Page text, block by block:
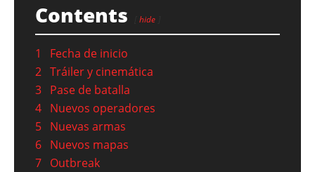
Contents hide
1
Fecha de inicio
2 Tráiler y cinemática
3 Pase de batalla
4 Nuevos operadores
5 Nuevas armas
6 Nuevos mapas
7 Outbreak